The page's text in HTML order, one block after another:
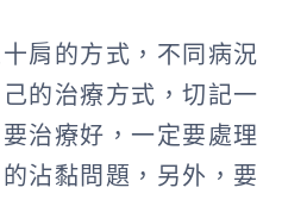
肩的方式，不同病況
的治療方式，切記一
治療好，一定要處理
沾黏問題，另外，要